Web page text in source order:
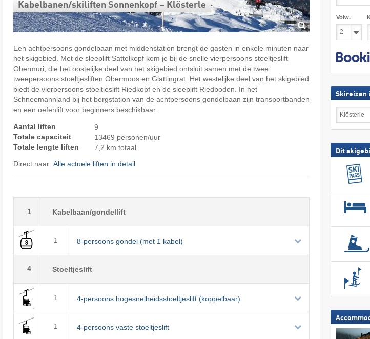
Kabelbanen/​skiliften Sonnenkopf – Klösterle
Een achtpersoons gondelbaan met middenstation brengt de gasten in enkele minuten naar
het skigebied. Met de sleeplift Sattelkopf kom je bij de snelle vierpersoons stoeltjeslift
Obermuri, die het oostelijke deel van het skigebied ontsluit samen met de twee
tweepersoons stoeltjesliften Obermoos en Glattingrat. Het westelijke deel van het skigebied
biedt de vierpersoons stoeltjeslift Riedkopf en de sleeplift Riedboden. In het
Schneemannland bij het bergstation van de achtpersoons gondelbaan zijn transportbanden
en een oefenlift voor beginners beschikbaar.
Aantal liften
9
Totale capaciteit
13469 personen/uur
Totale lengte liften
7,2 km totaal
Direct naar: Alle actuele liften in detail
1 Kabelbaan/gondellift
1 8-persoons gondel (met 1 kabel)
4 Stoeltjeslift
1 4-persoons hogesnelheidsstoeltjeslift (koppelbaar)
1 4-persoons vaste stoeltjeslift
Volw.
Skireizen
incl.
Dit